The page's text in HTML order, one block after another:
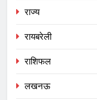
राज्य
रायबरेली
राशिफल
लखनऊ